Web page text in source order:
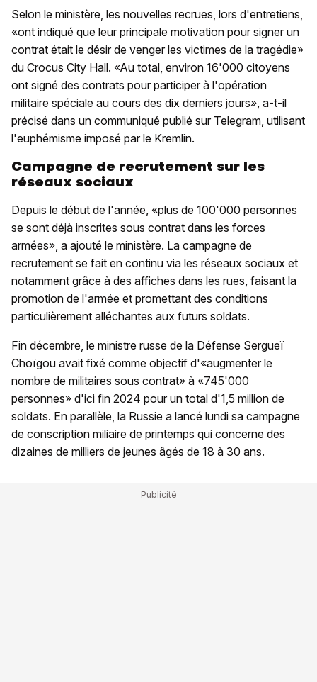
Selon le ministère, les nouvelles recrues, lors d'entretiens,
«ont indiqué que leur principale motivation pour signer un
contrat était le désir de venger les victimes de la tragédie»
du Crocus City Hall. «Au total, environ 16'000 citoyens
ont signé des contrats pour participer à l'opération
militaire spéciale au cours des dix derniers jours», a-t-il
précisé dans un communiqué publié sur Telegram, utilisant
l'euphémisme imposé par le Kremlin.
Campagne de recrutement sur les
réseaux sociaux
Depuis le début de l'année, «plus de 100'000 personnes
se sont déjà inscrites sous contrat dans les forces
armées», a ajouté le ministère. La campagne de
recrutement se fait en continu via les réseaux sociaux et
notamment grâce à des affiches dans les rues, faisant la
promotion de l'armée et promettant des conditions
particulièrement alléchantes aux futurs soldats.
Fin décembre, le ministre russe de la Défense Sergueï
Choïgou avait fixé comme objectif d'«augmenter le
nombre de militaires sous contrat» à «745'000
personnes» d'ici fin 2024 pour un total d'1,5 million de
soldats. En parallèle, la Russie a lancé lundi sa campagne
de conscription miliaire de printemps qui concerne des
dizaines de milliers de jeunes âgés de 18 à 30 ans.